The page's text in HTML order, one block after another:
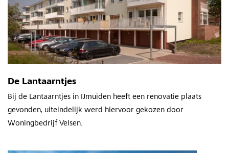
De Lantaarntjes
Bij de Lantaarntjes in IJmuiden heeft een renovatie plaats
gevonden, uiteindelijk werd hiervoor gekozen door
Woningbedrijf Velsen.